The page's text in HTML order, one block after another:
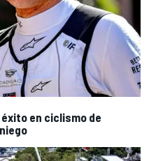
en ciclismo de